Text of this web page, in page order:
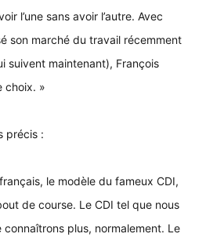
l’une sans avoir l’autre. Avec
son marché du travail récemment
suivent maintenant), François
choix. »
précis :
le modèle du fameux CDI,
de course. Le CDI tel que nous
connaîtrons plus, normalement. Le